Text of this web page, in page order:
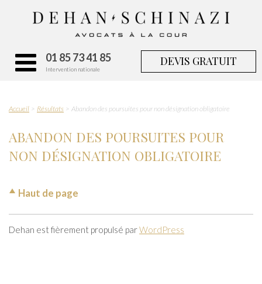
01 85 73 41 85
Intervention nationale
DEVIS GRATUIT
Accueil Résultats Abandon des poursuites pour non désignation obligatoire
ABANDON DES POURSUITES POUR
NON DÉSIGNATION OBLIGATOIRE
Haut de page
Dehan est fièrement propulsé parWordPress